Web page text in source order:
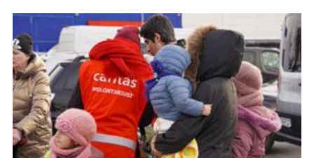
r
h
f
o
r
: